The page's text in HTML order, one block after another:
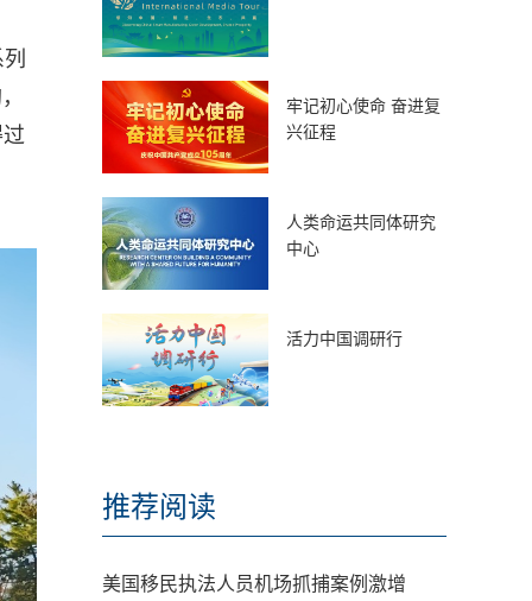
牢记初心使命 奋进复
兴征程
人类命运共同体研究
中心
活力中国调研行
推荐阅读
美国移民执法人员机场抓捕案例激增